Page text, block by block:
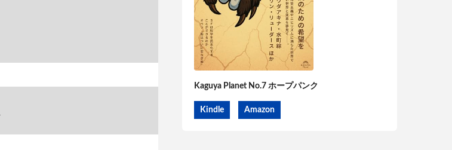
Kaguya Planet No.7 ホープパンク
Kindle Amazon